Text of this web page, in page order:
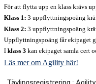
För att flytta upp en klass krävs
Klass 1: 3 uppflyttningspoäng
Klass 2: 3 uppflyttningspoäng
Uppflyttningspoäng får ekipaget
I klass 3 kan ekipaget samla cert
Läs mer om Agility här!